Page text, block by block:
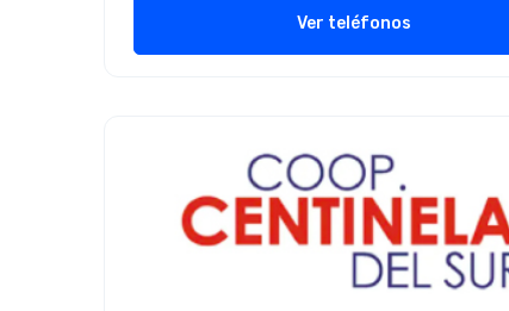
Ver teléfonos